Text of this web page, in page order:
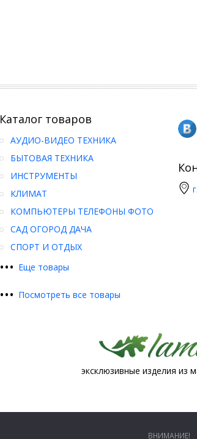
Каталог товаров
••• Еще товары
АУДИО-ВИДЕО ТЕХНИКА
БЫТОВАЯ ТЕХНИКА
ИНСТРУМЕНТЫ
КЛИМАТ
КОМПЬЮТЕРЫ ТЕЛЕФОНЫ ФОТО
САД ОГОРОД ДАЧА
СПОРТ И ОТДЫХ
••• Посмотреть все товары
эксклюзивные изделия из
ВНИМАНИЕ!